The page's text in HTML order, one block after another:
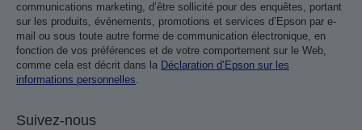
communications marketing, d’être sollicité pour des enquêtes, portant
sur les produits, événements, promotions et services d’Epson par e-
mail ou sous toute autre forme de communication électronique, en
fonction de vos préférences et de votre comportement sur le Web,
comme cela est décrit dans la Déclaration d’Epson sur les
informations personnelles.
Suivez-nous